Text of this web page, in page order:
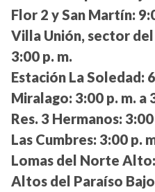
Flor 2 y San Martín:
Villa Unión, sector
3:00 p. m.
Estación La Soledad:
Miralago: 3:00 p. m. a
Res. 3 Hermanos:
Las Cumbres: 3:00 p.
Lomas del Norte Alto:
Altos del Paraíso